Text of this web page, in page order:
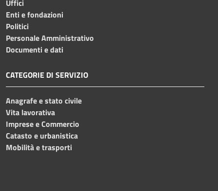
Uffici
Enti e fondazioni
Politici
Personale Amministrativo
Documenti e dati
CATEGORIE DI SERVIZIO
Anagrafe e stato civile
Vita lavorativa
Imprese e Commercio
Catasto e urbanistica
Mobilità e trasporti